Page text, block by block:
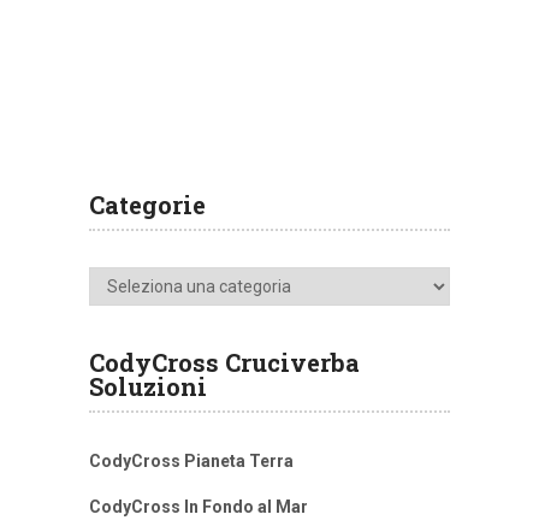
Categorie
Categorie
CodyCross Cruciverba
Soluzioni
CodyCross Pianeta Terra
CodyCross In Fondo al Mar